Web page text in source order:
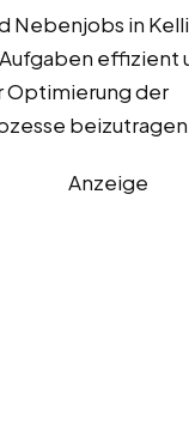
Nebenjobs in
effizient
Optimierung der
Anzeige